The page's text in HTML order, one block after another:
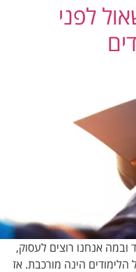
לפני
ובמה אנחנו רוצים לעסוק,
הינה מורכבת. אז